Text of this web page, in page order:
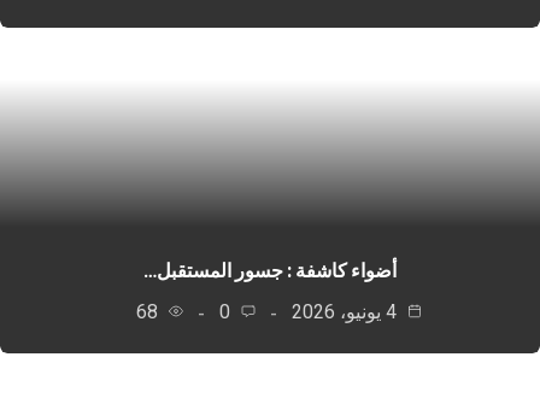
أضواء كاشفة : جسور المستقبل…
0
68